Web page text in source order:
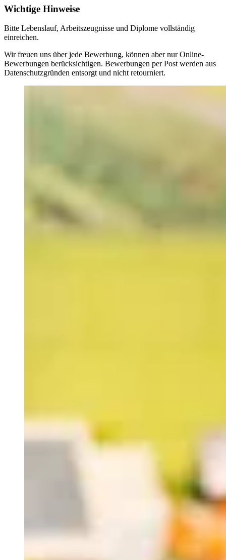
Wichtige Hinweise
Bitte Lebenslauf, Arbeitszeugnisse und Diplome vollständig
einreichen.
Wir freuen uns über jede Bewerbung, können aber nur Online-
Bewerbungen berücksichtigen. Bewerbungen per Post werden aus
Datenschutzgründen entsorgt und nicht retourniert.